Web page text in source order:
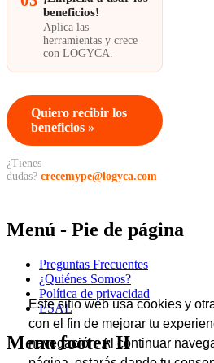
Este sitio web usa cookies y
con el fin de mejorar tu
navegación. Al continuar
beneficios!
Aplica las
herramientas y crece
con LOGYCA.
Quiero recibir los
beneficios »
¿Tienes
dudas? crecemype@logyca.com
Menú - Pie de página
Preguntas Frecuentes
¿Quiénes Somos?
Política de privacidad
ESAL
Menu footer II